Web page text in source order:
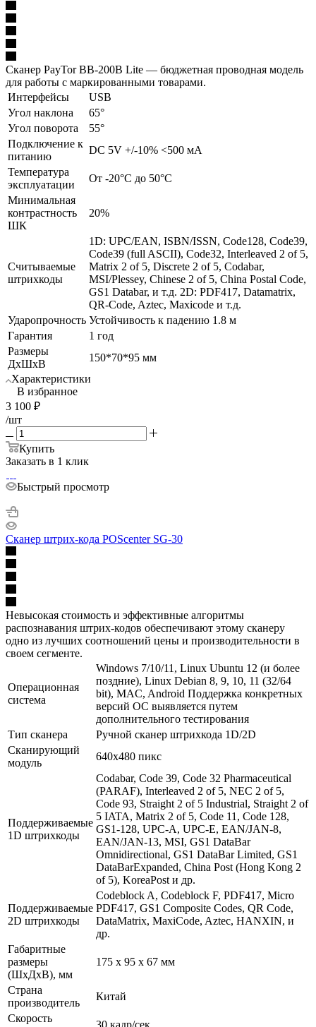
Сканер PayTor BB-200B Lite — бюджетная проводная модель
для работы с маркированными товарами.
Интерфейсы
USB
Угол наклона
65°
Угол поворота
55°
Подключение к
питанию
DC 5V +/-10% <500 мА
Температура
эксплуатации
От -20°C до 50°C
Минимальная
контрастность
ШК
20%
Считываемые
штрихкоды
1D: UPC/EAN, ISBN/ISSN, Code128, Code39,
Code39 (full ASCII), Code32, Interleaved 2 of 5,
Matrix 2 of 5, Discrete 2 of 5, Codabar,
MSI/Plessey, Chinese 2 of 5, China Postal Code,
GS1 Databar, и т.д. 2D: PDF417, Datamatrix,
QR-Code, Aztec, Maxicode и т.д.
Ударопрочность Устойчивость к падению 1.8 м
Гарантия
1 год
Размеры
ДхШхВ
150*70*95 мм
Характеристики
В избранное
3 100 ₽
/шт
Купить
Заказать в 1 клик
Быстрый просмотр
Сканер штрих-кода POScenter SG-30
Невысокая стоимость и эффективные алгоритмы
распознавания штрих-кодов обеспечивают этому сканеру
одно из лучших соотношений цены и производительности в
своем сегменте.
Операционная
система
Windows 7/10/11, Linux Ubuntu 12 (и более
поздние), Linux Debian 8, 9, 10, 11 (32/64
bit), MAC, Android Поддержка конкретных
версий ОС выявляется путем
дополнительного тестирования
Тип сканера
Ручной сканер штрихкода 1D/2D
Сканирующий
модуль
640х480 пикс
Поддерживаемые
1D штрихкоды
Codabar, Code 39, Code 32 Pharmaceutical
(PARAF), Interleaved 2 of 5, NEC 2 of 5,
Code 93, Straight 2 of 5 Industrial, Straight 2 of
5 IATA, Matrix 2 of 5, Code 11, Code 128,
GS1-128, UPC-A, UPC-E, EAN/JAN-8,
EAN/JAN-13, MSI, GS1 DataBar
Omnidirectional, GS1 DataBar Limited, GS1
DataBarExpanded, China Post (Hong Kong 2
of 5), KoreaPost и др.
Поддерживаемые
2D штрихкоды
Codeblock A, Codeblock F, PDF417, Micro
PDF417, GS1 Composite Codes, QR Code,
DataMatrix, MaxiCode, Aztec, HANXIN, и
др.
Габаритные
размеры
(ШхДхВ), мм
175 х 95 х 67 мм
Страна
производитель
Китай
Скорость
30 кадр/сек